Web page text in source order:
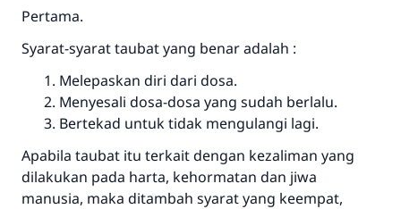
Pertama.
Syarat-syarat taubat yang benar adalah :
Melepaskan diri dari dosa.
Menyesali dosa-dosa yang sudah berlalu.
Bertekad untuk tidak mengulangi lagi.
Apabila taubat itu terkait dengan kezaliman yang
dilakukan pada harta, kehormatan dan jiwa
manusia, maka ditambah syarat yang keempat,